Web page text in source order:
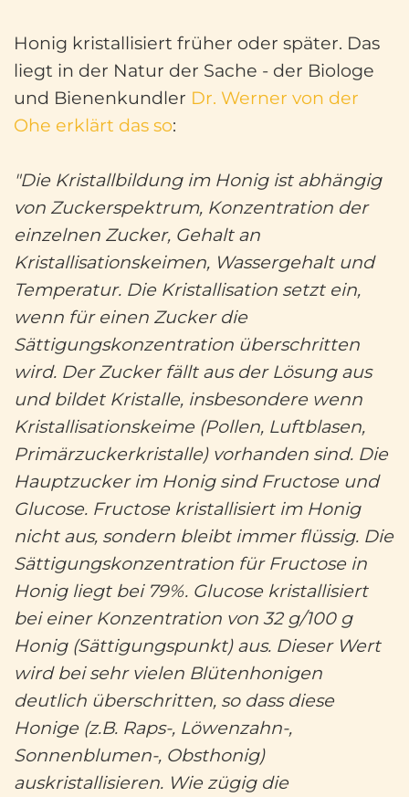
Honig kristallisiert früher oder später. Das
liegt in der Natur der Sache - der Biologe
und Bienenkundler Dr. Werner von der
Ohe erklärt das so:
"Die Kristallbildung im Honig ist abhängig
von Zuckerspektrum, Konzentration der
einzelnen Zucker, Gehalt an
Kristallisationskeimen, Wassergehalt und
Temperatur. Die Kristallisation setzt ein,
wenn für einen Zucker die
Sättigungskonzentration überschritten
wird. Der Zucker fällt aus der Lösung aus
und bildet Kristalle, insbesondere wenn
Kristallisationskeime (Pollen, Luftblasen,
Primärzuckerkristalle) vorhanden sind. Die
Hauptzucker im Honig sind Fructose und
Glucose. Fructose kristallisiert im Honig
nicht aus, sondern bleibt immer flüssig. Die
Sättigungskonzentration für Fructose in
Honig liegt bei 79%. Glucose kristallisiert
bei einer Konzentration von 32 g/100 g
Honig (Sättigungspunkt) aus. Dieser Wert
wird bei sehr vielen Blütenhonigen
deutlich überschritten, so dass diese
Honige (z.B. Raps-, Löwenzahn-,
Sonnenblumen-, Obsthonig)
auskristallisieren. Wie zügig die